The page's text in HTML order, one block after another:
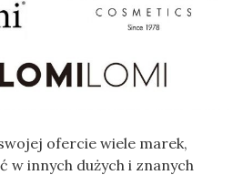
ofercie wiele marek,
w innych dużych i znanych